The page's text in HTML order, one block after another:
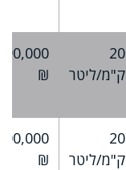
20
ק"מ/ליטר
₪
20
ק"מ/ליטר
₪